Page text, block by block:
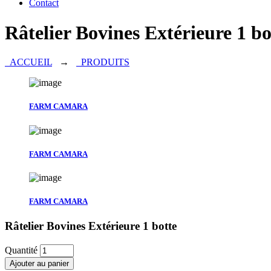
Contact
Râtelier Bovines Extérieure 1
ACCUEIL → PRODUITS
FARM CAMARA
FARM CAMARA
FARM CAMARA
Râtelier Bovines Extérieure 1 botte
Quantité
Ajouter au panier